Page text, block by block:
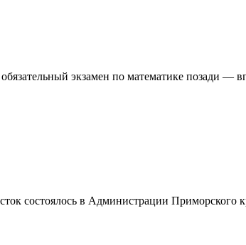
экзамен по математике позади —
состоялось в Администрации Приморского